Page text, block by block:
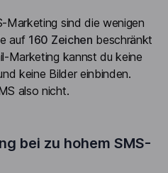
Marketing sind die wenigen
auf 160 Zeichen beschränkt
Marketing kannst du keine
keine Bilder einbinden.
also nicht.
bei zu hohem SMS-